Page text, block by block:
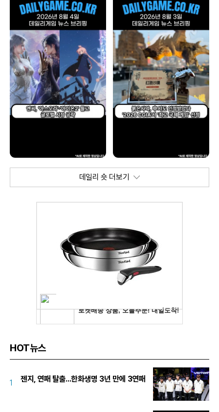
데일리 숏 더보기
HOT뉴스
1 젠지, 연패 탈출...한화생명 3년 만에 3연패